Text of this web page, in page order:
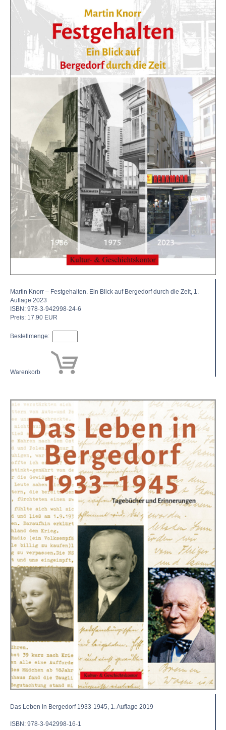
Martin Knorr – Festgehalten. Ein Blick auf Bergedorf durch die Zeit, 1.
Auflage 2023
ISBN: 978-3-942998-24-6
Preis: 17.90 EUR
Bestellmenge:
Warenkorb
Das Leben in Bergedorf 1933-1945, 1. Auflage 2019
ISBN: 978-3-942998-16-1